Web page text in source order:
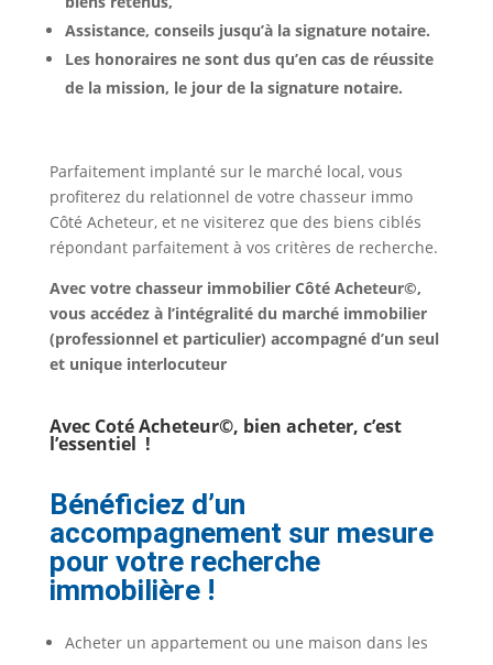
Assistance, conseils jusqu’à la signature notaire.
Les honoraires ne sont dus qu’en cas de réussite
de la mission, le jour de la signature notaire.
Parfaitement implanté sur le marché local, vous
profiterez du relationnel de votre chasseur immo
Côté Acheteur, et ne visiterez que des biens ciblés
répondant parfaitement à vos critères de recherche.
Avec votre chasseur immobilier Côté Acheteur©,
vous accédez à l’intégralité du marché immobilier
(professionnel et particulier) accompagné d’un seul
et unique interlocuteur
Avec Coté Acheteur©, bien acheter, c’est
l’essentiel !
Bénéficiez d’un
accompagnement sur mesure
pour votre recherche
immobilière !
Acheter un appartement ou une maison dans les